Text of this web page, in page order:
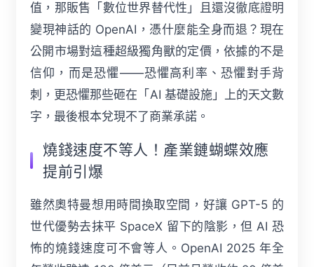
值，那販售「數位世界替代性」且還沒徹底證明
變現神話的 OpenAI，憑什麼能全身而退？現在
公開市場對這種超級獨角獸的定價，依據的不是
信仰，而是恐懼——恐懼高利率、恐懼對手背
刺，更恐懼那些砸在「AI 基礎設施」上的天文數
字，最後根本兌現不了商業承諾。
燒錢速度不等人！產業鏈蝴蝶效應
提前引爆
雖然奧特曼想用時間換取空間，好讓 GPT-5 的
世代優勢去抹平 SpaceX 留下的陰影，但 AI 恐
怖的燒錢速度可不會等人。OpenAI 2025 年全